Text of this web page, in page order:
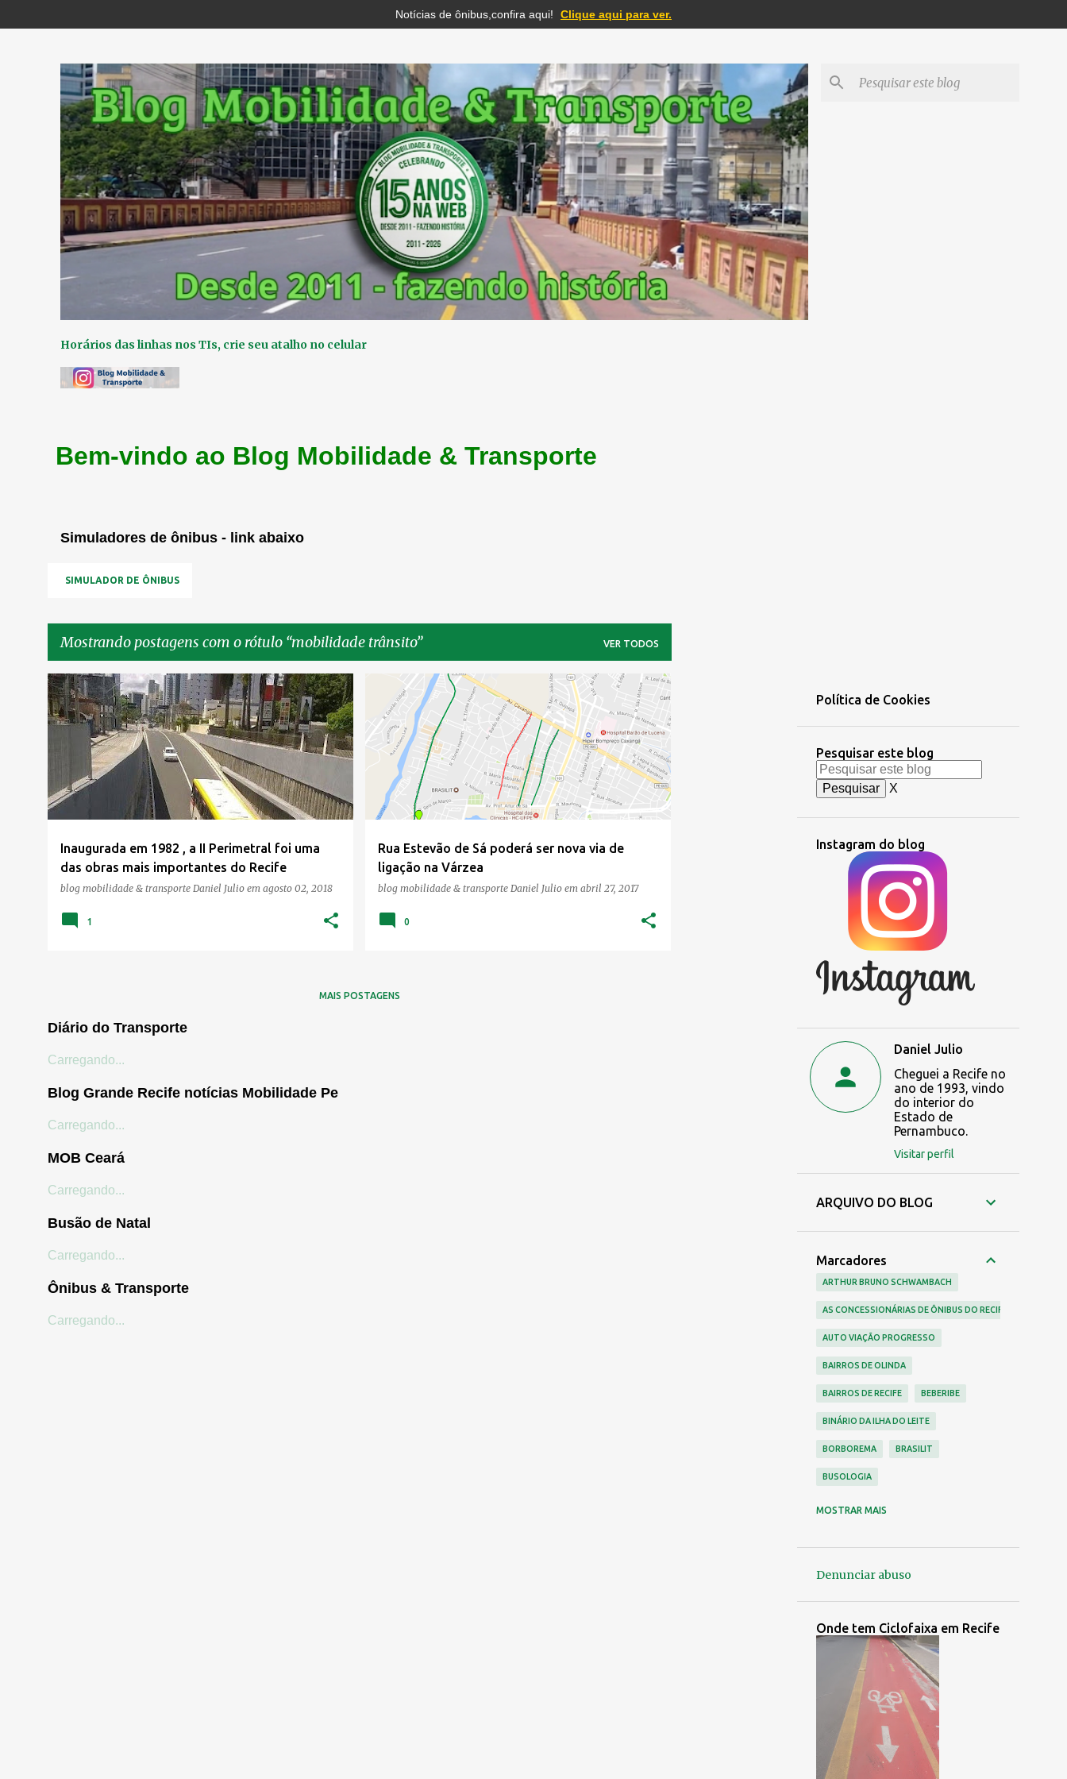
Pular para o conteúdo principal
Horários das linhas nos TIs, crie seu atalho no celular
Notícias de ônibus,confira aqui! Clique aqui para ver.
Bem-vindo ao Blog Mobilidade & Transporte
Simuladores de ônibus - link abaixo
SIMULADOR DE ÔNIBUS
Mostrando postagens com o rótulo mobilidade trânsito VER TODOS
P
o
a
g
Inaugurada em 1982 , a II Perimetral foi uma
das obras mais importantes do Recife
blog mobilidade & transporte Daniel Julio em agosto 02, 2018
II PERIMETRAL MOBILIDADE TRÂNSITO URBANISMO
1
Rua Estevão de Sá poderá ser nova via de
ligação na Várzea
blog mobilidade & transporte Daniel Julio em abril 27, 2017
MOBILIDADE TRÂNSITO
0
MAIS POSTAGENS
Diário do Transporte
Carregando...
Blog Grande Recife notícias Mobilidade Pe
Carregando...
MOB Ceará
Carregando...
Busão de Natal
Carregando...
Ônibus & Transporte
Carregando...
Política de Cookies
Pesquisar este blog
X
Instagram do blog
Daniel Julio
Cheguei a Recife no
ano de 1993, vindo
do interior do
Estado de
Pernambuco.
Visitar perfil
ARQUIVO DO BLOG
Marcadores
ARTHUR BRUNO SCHWAMBACH
AS CONCESSIONÁRIAS DE ÔNIBUS DO RECIFE
AUTO VIAÇÃO PROGRESSO
BAIRROS DE OLINDA
BAIRROS DE RECIFE BEBERIBE
BINÁRIO DA ILHA DO LEITE
BORBOREMA BRASILIT
BUSOLOGIA
EMPRESA NÁPOLES
EMPRESA PEDROSA
EMPRESA SÃO PAULO
EMPRESAS EXTINTAS
ENTRADAS E SAÍDAS DO RECIFE
MOSTRAR MAIS
Denunciar abuso
Onde tem Ciclofaixa em Recife